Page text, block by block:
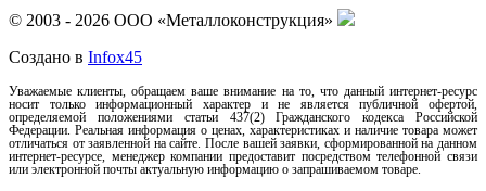
© 2003 - 2026 ООО «Металлоконструкция»
Создано в Infox45
Уважаемые клиенты, обращаем ваше внимание на то, что данный интернет-ресурс
носит только информационный характер и не является публичной офертой,
определяемой положениями статьи 437(2) Гражданского кодекса Российской
Федерации. Реальная информация о ценах, характеристиках и наличие товара может
отличаться от заявленной на сайте. После вашей заявки, сформированной на данном
интернет-ресурсе, менеджер компании предоставит посредством телефонной связи
или электронной почты актуальную информацию о запрашиваемом товаре.